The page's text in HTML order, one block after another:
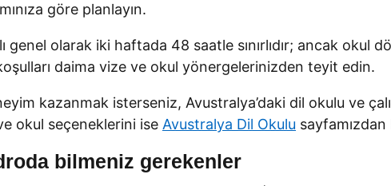
göre planlayın.
genel olarak iki haftada 48 saatle sınırlıdır; ancak okul
daima vize ve okul yönergelerinizden teyit edin.
kazanmak isterseniz, Avustralya’daki dil okulu ve
okul seçeneklerini ise Avustralya Dil Okulu sayfamızdan
bilmeniz gerekenler